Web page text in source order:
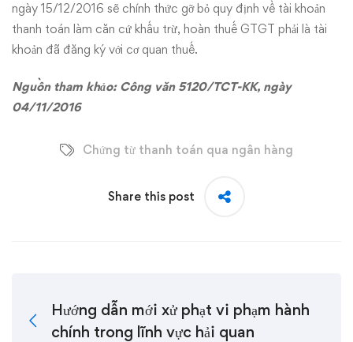
ngày 15/12/2016 sẽ chính thức gỡ bỏ quy định về tài khoản
thanh toán làm căn cứ khấu trừ, hoàn thuế GTGT phải là tài
khoản đã đăng ký với cơ quan thuế.
Nguồn tham khảo: Công văn 5120/TCT-KK, ngày
04/11/2016
Chứng từ thanh toán qua ngân hàng
Share this post
Hướng dẫn mới xử phạt vi phạm hành
chính trong lĩnh vực hải quan